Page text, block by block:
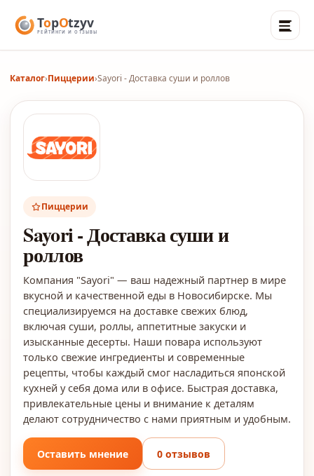
Каталог›Пиццерии›Sayori - Доставка суши и роллов
Пиццерии
Sayori - Доставка суши и
роллов
Компания "Sayori" — ваш надежный партнер в мире
вкусной и качественной еды в Новосибирске. Мы
специализируемся на доставке свежих блюд,
включая суши, роллы, аппетитные закуски и
изысканные десерты. Наши повара используют
только свежие ингредиенты и современные
рецепты, чтобы каждый смог насладиться японской
кухней у себя дома или в офисе. Быстрая доставка,
привлекательные цены и внимание к деталям
делают сотрудничество с нами приятным и удобным.
Оставить мнение 0 отзывов